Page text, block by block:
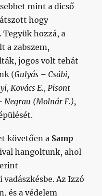
mint a dicső
hogy
hozzá, a
a zabszem,
jogos volt tehát
(Gulyás – Csábi,
Kovács E., Pisont
Negrau (Molnár F.),
követően a Samp
hangoltunk, ahol
Az Izzó
és a védelem